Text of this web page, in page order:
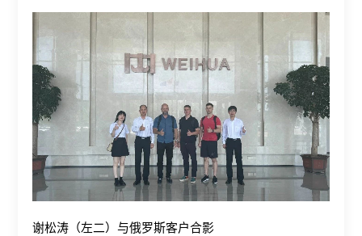
谢松涛（左二）与俄罗斯客户合影